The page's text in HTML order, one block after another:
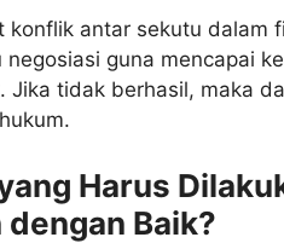
konflik antar sekutu dalam
negosiasi guna mencapai
Jika tidak berhasil, maka
Harus
dengan Baik?